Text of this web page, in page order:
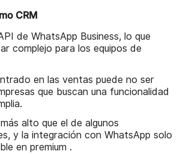
CRM
de WhatsApp Business, lo que
complejo para los equipos de
en las ventas puede no ser
que buscan una funcionalidad
alto que el de algunos
y la integración con WhatsApp solo
en premium .